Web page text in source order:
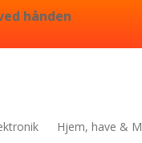
hånden
Hjem, have &